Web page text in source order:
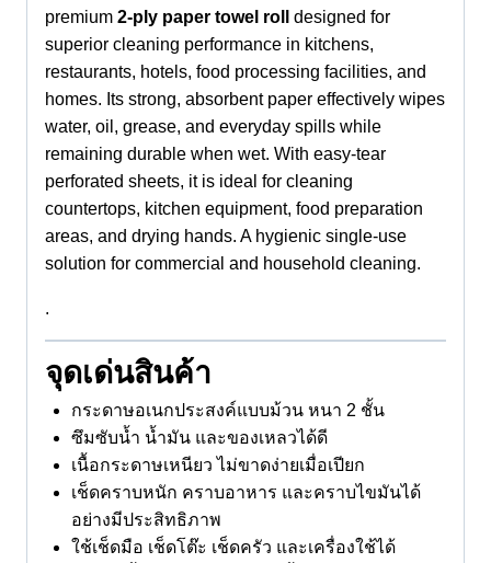
premium 2-ply paper towel roll
designed for
superior cleaning performance in kitchens,
restaurants, hotels, food processing facilities, and
homes. Its strong, absorbent paper effectively wipes
water, oil, grease, and everyday spills while
remaining durable when wet. With easy-tear
perforated sheets, it is ideal for cleaning
countertops, kitchen equipment, food preparation
areas, and drying hands. A hygienic single-use
solution for commercial and household cleaning.
.
จุดเด่นสินค้า
กระดาษอเนกประสงค์แบบม้วน หนา 2 ชั้น
ซึมซับน้ำ น้ำมัน และของเหลวได้ดี
เนื้อกระดาษเหนียว ไม่ขาดง่ายเมื่อเปียก
เช็ดคราบหนัก คราบอาหาร และคราบไขมันได้
อย่างมีประสิทธิภาพ
ใช้เช็ดมือ เช็ดโต๊ะ เช็ดครัว และเครื่องใช้ได้